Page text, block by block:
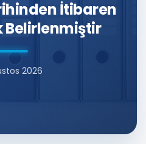
İtibaren
Belirlenmiştir
2026